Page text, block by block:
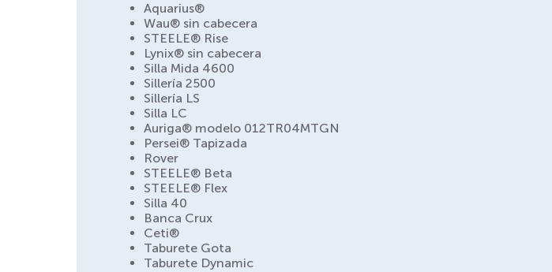
Aquarius®
Wau® sin cabecera
STEELE® Rise
Lynix® sin cabecera
Silla Mida 4600
Sillería 2500
Sillería LS
Silla LC
Auriga® modelo 012TR04MTGN
Persei® Tapizada
Rover
STEELE® Beta
STEELE® Flex
Silla 40
Banca Crux
Ceti®
Taburete Gota
Taburete Dynamic